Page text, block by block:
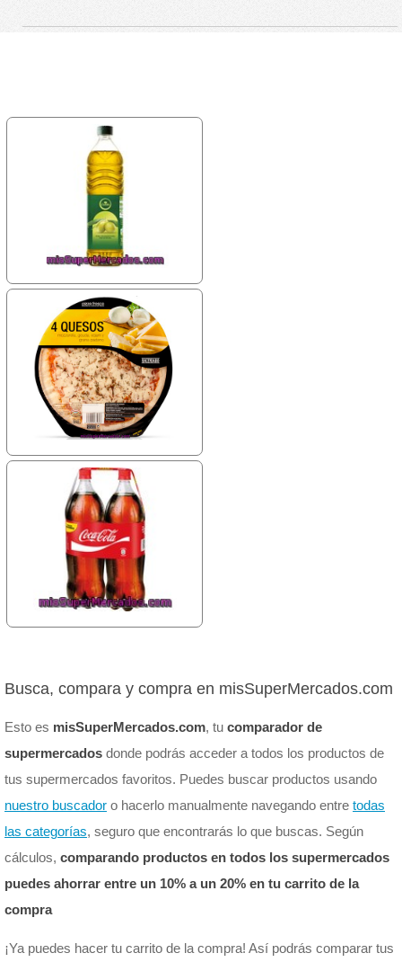
Busca, compara y compra en misSuperMercados.com
Esto es misSuperMercados.com, tu comparador de
supermercados donde podrás acceder a todos los productos de
tus supermercados favoritos. Puedes buscar productos usando
nuestro buscador o hacerlo manualmente navegando entre todas
las categorías, seguro que encontrarás lo que buscas. Según
cálculos, comparando productos en todos los supermercados
puedes ahorrar entre un 10% a un 20% en tu carrito de la
compra
¡Ya puedes hacer tu carrito de la compra! Así podrás comparar tus